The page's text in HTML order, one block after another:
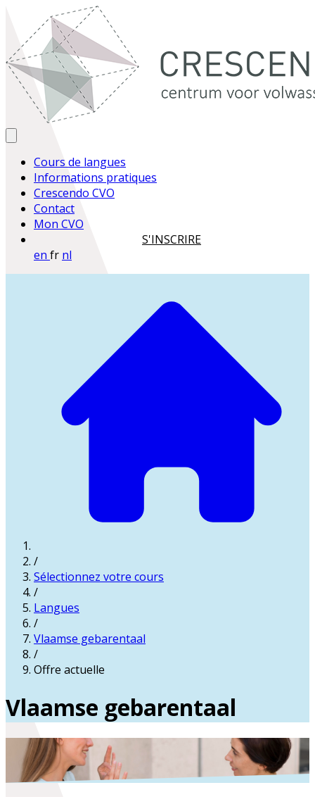
Cours de langues
Informations pratiques
Crescendo CVO
Contact
Mon CVO
S'INSCRIRE
en fr nl
/
Sélectionnez votre cours
/
Langues
/
Vlaamse gebarentaal
/
Offre actuelle
Vlaamse gebarentaal